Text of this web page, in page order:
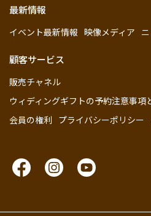
最新情報
イベント最新情報 映像メディア
顧客サービス
販売チャネル
ウィディングギフトの予約注意事項
会員の権利 プライバシーポリシー